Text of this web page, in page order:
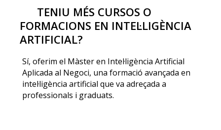
TENIU MÉS CURSOS O
FORMACIONS EN INTEL·LIGÈNCIA
ARTIFICIAL?
Sí, oferim el Màster en Intel·ligència Artificial
Aplicada al Negoci, una formació avançada en
intel·ligència artificial que va adreçada a
professionals i graduats.